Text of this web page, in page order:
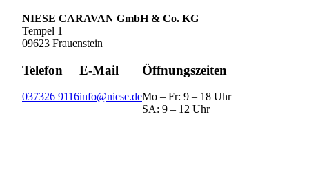
NIESE CARAVAN GmbH & Co. KG
Tempel 1
09623 Frauenstein
Telefon
037326 9116
E-Mail
info@niese.de
Öffnungszeiten
Mo – Fr: 9 – 18 Uhr
SA: 9 – 12 Uhr